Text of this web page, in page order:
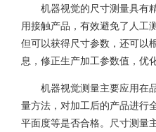
机器视觉的尺寸测量具有
用接触产品，有效避免了人工
但可以获得尺寸参数，还可以
息，修正生产加工参数值，优
机器视觉测量主要应用在
量方法，对加工后的产品进行
平面度等是否合格。尺寸测量